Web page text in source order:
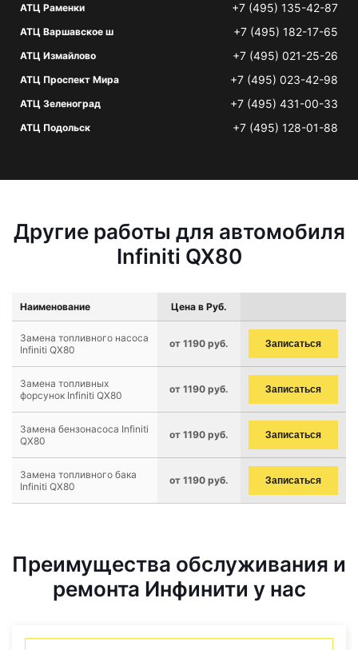
АТЦ Раменки +7 (495) 135-42-87
АТЦ Варшавское ш +7 (495) 182-17-65
АТЦ Измайлово +7 (495) 021-25-26
АТЦ Проспект Мира +7 (495) 023-42-98
АТЦ Зеленоград +7 (495) 431-00-33
АТЦ Подольск +7 (495) 128-01-88
Другие работы для автомобиля
Infiniti QX80
Наименование Цена в Руб.
Замена топливного насоса
Infiniti QX80
от 1190 руб. Записаться
Замена топливных
форсунок Infiniti QX80
от 1190 руб. Записаться
Замена бензонасоса Infiniti
QX80
от 1190 руб. Записаться
Замена топливного бака
Infiniti QX80
от 1190 руб. Записаться
Преимущества обслуживания и
ремонта Инфинити у нас